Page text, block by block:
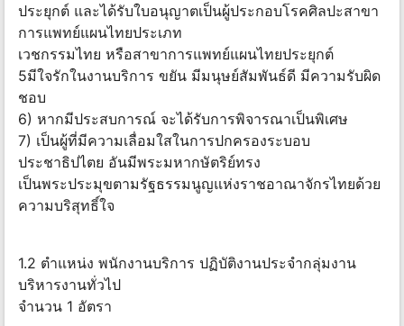
ประยุกต์ และได้รับใบอนุญาตเป็นผู้ประกอบโรคศิลปะสาขา
การแพทย์แผนไทยประเภท
เวชกรรมไทย หรือสาขาการแพทย์แผนไทยประยุกต์
5มีใจรักในงานบริการ ขยัน มีมนุษย์สัมพันธ์ดี มีความรับผิด
ชอบ
6) หากมีประสบการณ์ จะได้รับการพิจารณาเป็นพิเศษ
7) เป็นผู้ที่มีความเลื่อมใสในการปกครองระบอบ
ประชาธิปไตย อันมีพระมหากษัตริย์ทรง
เป็นพระประมุขตามรัฐธรรมนูญแห่งราชอาณาจักรไทยด้วย
ความบริสุทธิ์ใจ
1.2 ตำแหน่ง พนักงานบริการ ปฏิบัติงานประจำกลุ่มงาน
บริหารงานทั่วไป
จำนวน 1 อัตรา